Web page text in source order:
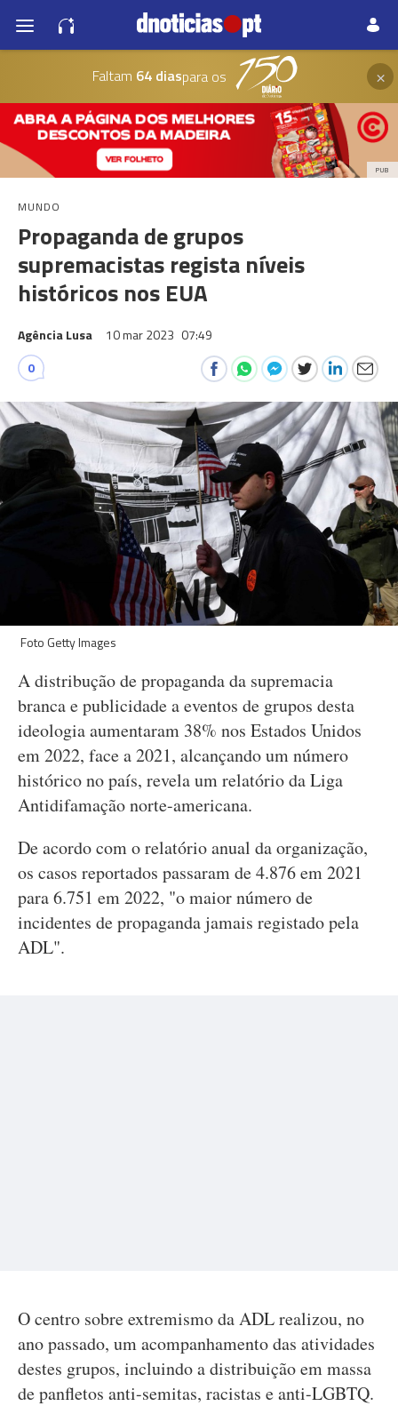
Faltam 64 diaspara os ×
PUB
MUNDO
Propaganda de grupos
supremacistas regista níveis
históricos nos EUA
Agência Lusa 10 mar 2023 07:49
0
Foto Getty Images
A distribução de propaganda da supremacia
branca e publicidade a eventos de grupos desta
ideologia aumentaram 38% nos Estados Unidos
em 2022, face a 2021, alcançando um número
histórico no país, revela um relatório da Liga
Antidifamação norte-americana.
De acordo com o relatório anual da organização,
os casos reportados passaram de 4.876 em 2021
para 6.751 em 2022, "o maior número de
incidentes de propaganda jamais registado pela
ADL".
O centro sobre extremismo da ADL realizou, no
ano passado, um acompanhamento das atividades
destes grupos, incluindo a distribuição em massa
de panfletos anti-semitas, racistas e anti-LGBTQ.